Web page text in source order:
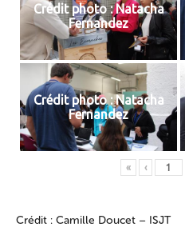
Crédit photo : Natacha
Fernandez
Crédit photo : Natacha
Fernandez
« ‹
Crédit : Camille Doucet – ISJT